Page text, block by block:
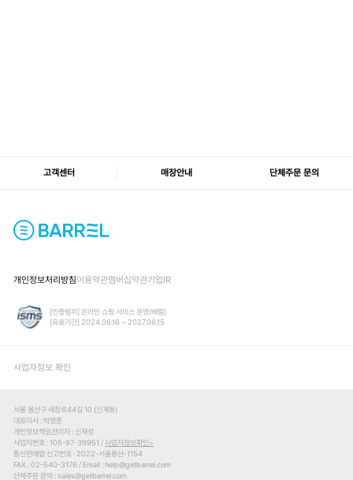
고객센터 매장안내 단체주문 문의
개인정보처리방침이용약관멤버십약관기업IR
[인증범위] 온라인 쇼핑 서비스 운영(배럴)
[유효기간] 2024.06.16 ~ 2027.06.15
사업자정보 확인
서울 용산구 새창로44길 10 (신계동)
대표이사
박영준
개인정보책임관리자
신재성
사업자번호 105-87-39951 /사업자정보확인
통신판매업 신고번호
2022-서울용산-1154
FAX 02-540-3176 Email help@getbarrel.com
단체주문 문의
sales@getbarrel.com